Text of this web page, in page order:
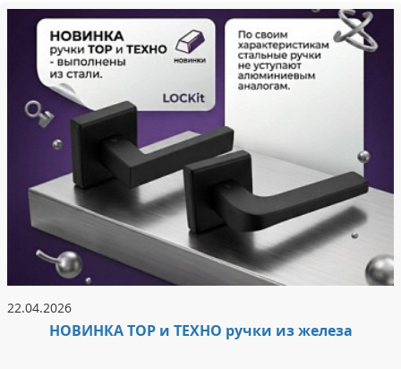
22.04.2026
НОВИНКА ТОР и ТЕХНО ручки из железа